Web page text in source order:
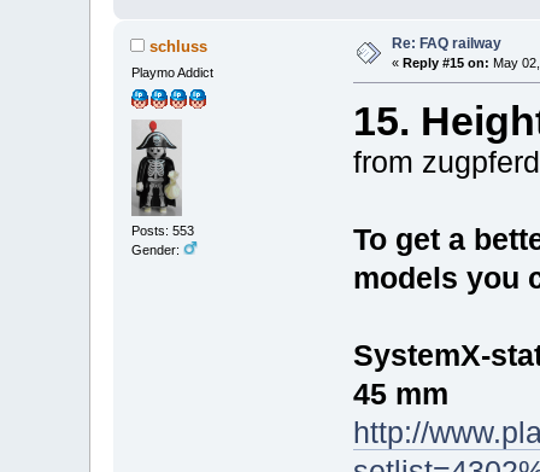
schluss
Playmo Addict
Posts: 553
Gender:
Re: FAQ railway
«Reply #15 on: May
15.
from
To get a
models you
SystemX-
45 mm
http://